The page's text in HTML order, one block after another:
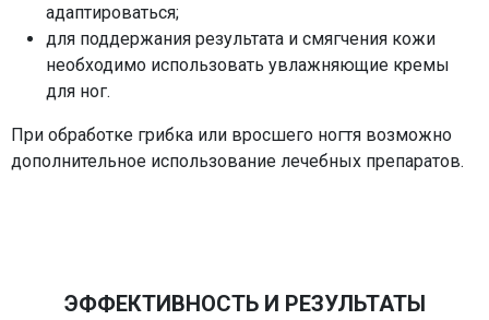
адаптироваться;
для поддержания результата и смягчения кожи
необходимо использовать увлажняющие кремы
для ног.
При обработке грибка или вросшего ногтя возможно
дополнительное использование лечебных препаратов.
ЭФФЕКТИВНОСТЬ И РЕЗУЛЬТАТЫ